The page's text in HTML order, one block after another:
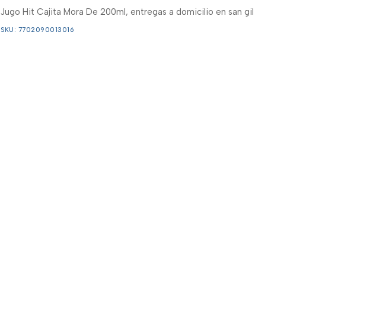
Jugo Hit Cajita Mora De 200ml, entregas a domicilio en san gil
SKU: 7702090013016